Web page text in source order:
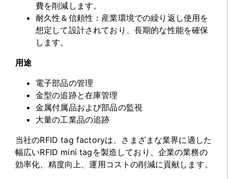
費を削減します。
耐久性＆信頼性：産業環境での繰り返し使用を
想定して設計されており、長期的な性能を確保
します。
用途
電子部品の管理
金型の追跡と在庫管理
金属付属品および部品の監視
大量の工業品の追跡
当社のRFID tag factoryは、さまざまな業界に適した
幅広いRFID mini tagを製造しており、企業の業務の
効率化、精度向上、運用コストの削減に貢献します。